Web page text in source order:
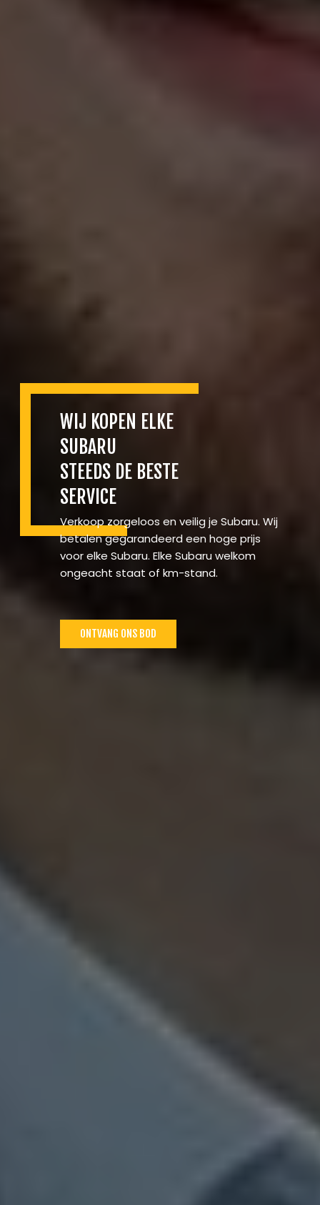
WIJ KOPEN ELKE
SUBARU
STEEDS DE BESTE
SERVICE
Verkoop zorgeloos en veilig je Subaru. Wij
betalen gegarandeerd een hoge prijs
voor elke Subaru. Elke Subaru welkom
ongeacht staat of km-stand.
ONTVANG ONS BOD